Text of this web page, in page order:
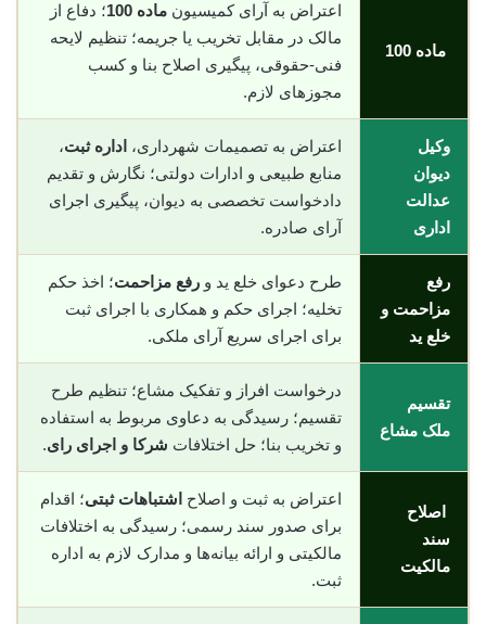
ماده 100
اعتراض به آرای کمیسیون ماده 100
؛ دفاع از
مالک در مقابل تخریب یا جریمه؛ تنظیم لایحه
فنی-حقوقی، پیگیری اصلاح بنا و کسب
مجوزهای لازم.
وکیل
دیوان
عدالت
اداری
اعتراض به تصمیمات شهرداری، اداره ثبت،
منابع طبیعی و ادارات دولتی؛ نگارش و تقدیم
دادخواست تخصصی به دیوان، پیگیری اجرای
آرای صادره.
رفع
مزاحمت و
خلع ید
طرح دعوای خلع ید و رفع مزاحمت؛ اخذ حکم
تخلیه؛ اجرای حکم و همکاری با اجرای ثبت
برای اجرای سریع آرای ملکی.
تقسیم
ملک مشاع
درخواست افراز و تفکیک مشاع؛ تنظیم طرح
تقسیم؛ رسیدگی به دعاوی مربوط به استفاده
و تخریب بنا؛ حل اختلافات شرکا و اجرای رای.
اصلاح
سند
مالکیت
اعتراض به ثبت و اصلاح اشتباهات ثبتی؛ اقدام
برای صدور سند رسمی؛ رسیدگی به اختلافات
مالکیتی و ارائه بیانه‌ها و مدارک لازم به اداره
ثبت.